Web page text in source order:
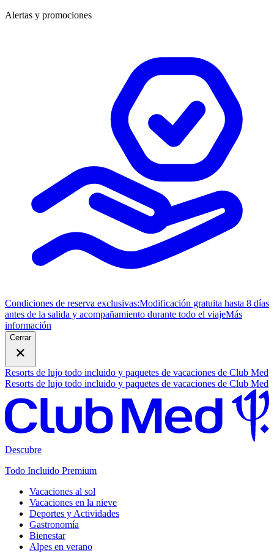
Alertas y promociones
Condiciones de reserva exclusivas:Modificación gratuita hasta 8 días
antes de la salida y acompañamiento durante todo el viajeMás
información
Cerrar
Resorts de lujo todo incluido y paquetes de vacaciones de Club Med
Resorts de lujo todo incluido y paquetes de vacaciones de Club Med
Descubre
Todo Incluido Premium
Vacaciones al sol
Vacaciones en la nieve
Deportes y Actividades
Gastronomía
Bienestar
Alpes en verano